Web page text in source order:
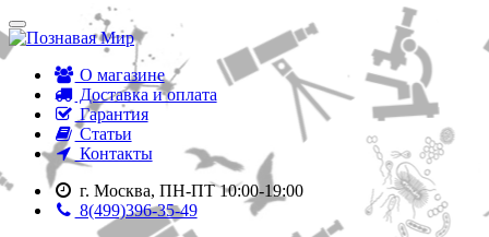
О магазине
Доставка и оплата
Гарантия
Статьи
Контакты
г. Москва, ПН-ПТ 10:00-19:00
8(499)396-35-49